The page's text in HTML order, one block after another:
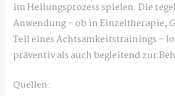
im Heilungsprozess spielen. Die
Anwendung – ob in Einzeltherapie,
Teil eines Achtsamkeitstrainings –
präventiv als auch begleitend zur
Quellen: